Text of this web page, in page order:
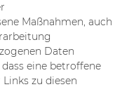
Maßnahmen, auch
Daten
eine betroffene
zu diesen